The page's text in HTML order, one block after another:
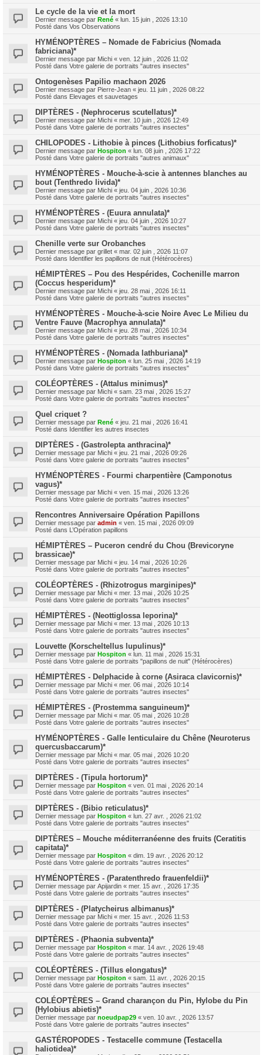
Le cycle de la vie et la mort
Dernier message par René « lun. 15 juin , 2026 13:10
Posté dans Vos Observations
HYMÉNOPTÈRES – Nomade de Fabricius (Nomada
fabriciana)*
Dernier message par Michi « ven. 12 juin , 2026 11:02
Posté dans Votre galerie de portraits "autres insectes"
Ontogenèses Papilio machaon 2026
Dernier message par Pierre-Jean « jeu. 11 juin , 2026 08:22
Posté dans Elevages et sauvetages
DIPTÈRES - (Nephrocerus scutellatus)*
Dernier message par Michi « mer. 10 juin , 2026 12:49
Posté dans Votre galerie de portraits "autres insectes"
CHILOPODES - Lithobie à pinces (Lithobius forficatus)*
Dernier message par Hospiton « lun. 08 juin , 2026 17:22
Posté dans Votre galerie de portraits "autres animaux"
HYMÉNOPTÈRES - Mouche-à-scie à antennes blanches au
bout (Tenthredo livida)*
Dernier message par Michi « jeu. 04 juin , 2026 10:36
Posté dans Votre galerie de portraits "autres insectes"
HYMÉNOPTÈRES - (Euura annulata)*
Dernier message par Michi « jeu. 04 juin , 2026 10:27
Posté dans Votre galerie de portraits "autres insectes"
Chenille verte sur Orobanches
Dernier message par grillet « mar. 02 juin , 2026 11:07
Posté dans Identifier les papillons de nuit (Hétérocères)
HÉMIPTÈRES – Pou des Hespérides, Cochenille marron
(Coccus hesperidum)*
Dernier message par Michi « jeu. 28 mai , 2026 16:11
Posté dans Votre galerie de portraits "autres insectes"
HYMÉNOPTÈRES - Mouche-à-scie Noire Avec Le Milieu du
Ventre Fauve (Macrophya annulata)*
Dernier message par Michi « jeu. 28 mai , 2026 10:34
Posté dans Votre galerie de portraits "autres insectes"
HYMÉNOPTÈRES - (Nomada lathburiana)*
Dernier message par Hospiton « lun. 25 mai , 2026 14:19
Posté dans Votre galerie de portraits "autres insectes"
COLÉOPTÈRES - (Attalus minimus)*
Dernier message par Michi « sam. 23 mai , 2026 15:27
Posté dans Votre galerie de portraits "autres insectes"
Quel criquet ?
Dernier message par René « jeu. 21 mai , 2026 16:41
Posté dans Identifier les autres insectes
DIPTÈRES - (Gastrolepta anthracina)*
Dernier message par Michi « jeu. 21 mai , 2026 09:26
Posté dans Votre galerie de portraits "autres insectes"
HYMÉNOPTÈRES - Fourmi charpentière (Camponotus
vagus)*
Dernier message par Michi « ven. 15 mai , 2026 13:26
Posté dans Votre galerie de portraits "autres insectes"
Rencontres Anniversaire Opération Papillons
Dernier message par admin « ven. 15 mai , 2026 09:09
Posté dans L’Opération papillons
HÉMIPTÈRES – Puceron cendré du Chou (Brevicoryne
brassicae)*
Dernier message par Michi « jeu. 14 mai , 2026 10:26
Posté dans Votre galerie de portraits "autres insectes"
COLÉOPTÈRES - (Rhizotrogus marginipes)*
Dernier message par Michi « mer. 13 mai , 2026 10:25
Posté dans Votre galerie de portraits "autres insectes"
HÉMIPTÈRES - (Neottiglossa leporina)*
Dernier message par Michi « mer. 13 mai , 2026 10:13
Posté dans Votre galerie de portraits "autres insectes"
Louvette (Korscheltellus lupulinus)*
Dernier message par Hospiton « lun. 11 mai , 2026 15:31
Posté dans Votre galerie de portraits "papillons de nuit" (Hétérocères)
HÉMIPTÈRES - Delphacide à corne (Asiraca clavicornis)*
Dernier message par Michi « mer. 06 mai , 2026 10:14
Posté dans Votre galerie de portraits "autres insectes"
HÉMIPTÈRES - (Prostemma sanguineum)*
Dernier message par Michi « mar. 05 mai , 2026 10:28
Posté dans Votre galerie de portraits "autres insectes"
HYMÉNOPTÈRES - Galle lenticulaire du Chêne (Neuroterus
quercusbaccarum)*
Dernier message par Michi « mar. 05 mai , 2026 10:20
Posté dans Votre galerie de portraits "autres insectes"
DIPTÈRES - (Tipula hortorum)*
Dernier message par Hospiton « ven. 01 mai , 2026 20:14
Posté dans Votre galerie de portraits "autres insectes"
DIPTÈRES - (Bibio reticulatus)*
Dernier message par Hospiton « lun. 27 avr. , 2026 21:02
Posté dans Votre galerie de portraits "autres insectes"
DIPTÈRES – Mouche méditerranéenne des fruits (Ceratitis
capitata)*
Dernier message par Hospiton « dim. 19 avr. , 2026 20:12
Posté dans Votre galerie de portraits "autres insectes"
HYMÉNOPTÈRES - (Paratenthredo frauenfeldii)*
Dernier message par Apijardin « mer. 15 avr. , 2026 17:35
Posté dans Votre galerie de portraits "autres insectes"
DIPTÈRES - (Platycheirus albimanus)*
Dernier message par Michi « mer. 15 avr. , 2026 11:53
Posté dans Votre galerie de portraits "autres insectes"
DIPTÈRES - (Phaonia subventa)*
Dernier message par Hospiton « mar. 14 avr. , 2026 19:48
Posté dans Votre galerie de portraits "autres insectes"
COLÉOPTÈRES - (Tillus elongatus)*
Dernier message par Hospiton « sam. 11 avr. , 2026 20:15
Posté dans Votre galerie de portraits "autres insectes"
COLÉOPTÈRES – Grand charançon du Pin, Hylobe du Pin
(Hylobius abietis)*
Dernier message par noeudpap29 « ven. 10 avr. , 2026 13:57
Posté dans Votre galerie de portraits "autres insectes"
GASTÉROPODES - Testacelle commune (Testacella
haliotidea)*